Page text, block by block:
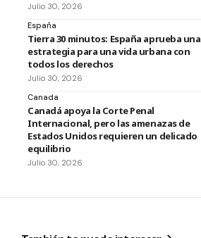
Julio 30, 2026
España
Tierra 30 minutos: España aprueba una
estrategia para una vida urbana con
todos los derechos
Julio 30, 2026
Canada
Canadá apoya la Corte Penal
Internacional, pero las amenazas de
Estados Unidos requieren un delicado
equilibrio
Julio 30, 2026